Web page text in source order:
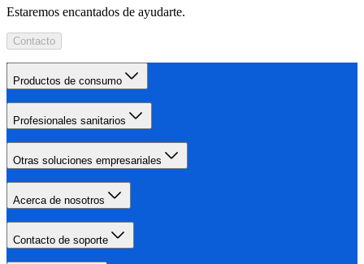
Estaremos encantados de ayudarte.
Contacto
Productos de consumo
Profesionales sanitarios
Otras soluciones empresariales
Acerca de nosotros
Contacto de soporte